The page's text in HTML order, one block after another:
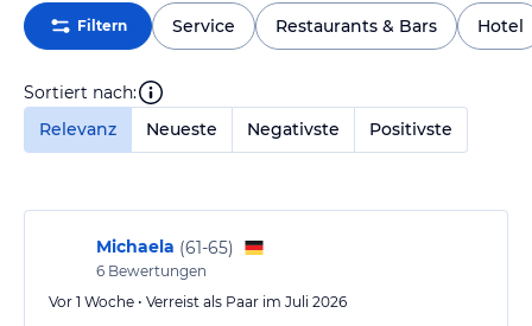
Filtern Service Restaurants & Bars Hotel
Sortiert nach:
Relevanz
Neueste Negativste Positivste
Michaela (61-65)
6 Bewertungen
Vor 1 Woche • Verreist als Paar im Juli 2026